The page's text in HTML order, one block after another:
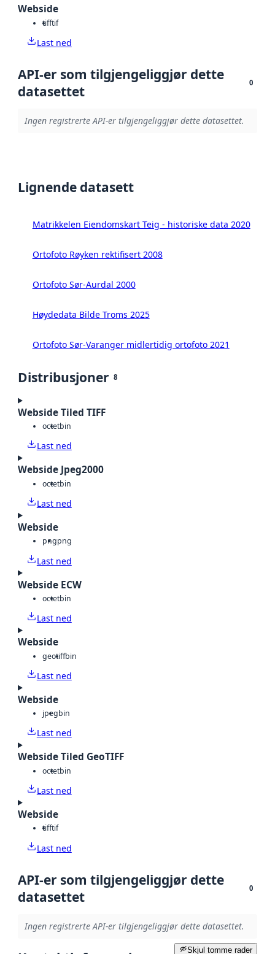
Webside
tifftif
Last ned
API-er som tilgjengeliggjør dette
datasettet
0
Ingen registrerte API-er tilgjengeliggjør dette datasettet.
Lignende datasett
Matrikkelen Eiendomskart Teig - historiske data 2020
Ortofoto Røyken rektifisert 2008
Ortofoto Sør-Aurdal 2000
Høydedata Bilde Troms 2025
Ortofoto Sør-Varanger midlertidig ortofoto 2021
Distribusjoner 8
Webside Tiled TIFF
octetbin
Last ned
Webside Jpeg2000
octetbin
Last ned
Webside
pngpng
Last ned
Webside ECW
octetbin
Last ned
Webside
geotiffbin
Last ned
Webside
jpegbin
Last ned
Webside Tiled GeoTIFF
octetbin
Last ned
Webside
tifftif
Last ned
API-er som tilgjengeliggjør dette
datasettet
0
Ingen registrerte API-er tilgjengeliggjør dette datasettet.
Skjul tomme rader